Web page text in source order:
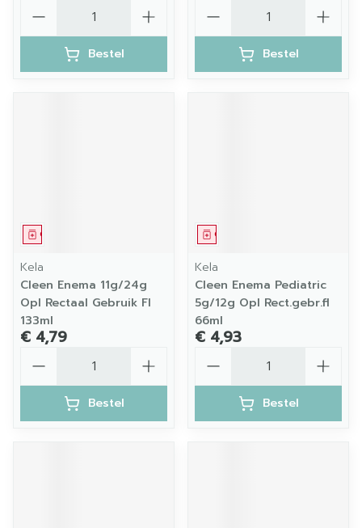
Bestel Bestel
Geneesmiddel
Kela
Cleen Enema 11g/24g
Opl Rectaal Gebruik Fl
133ml
€ 4,79
Bestel
Geneesmiddel
Kela
Cleen Enema Pediatric
5g/12g Opl Rect.gebr.fl
66ml
€ 4,93
Bestel